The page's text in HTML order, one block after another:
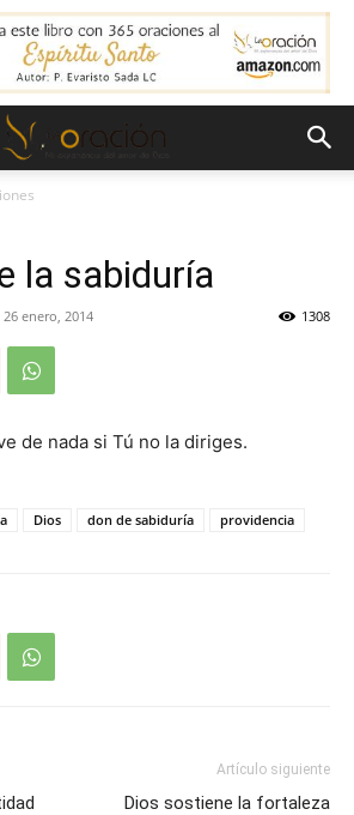
la sabiduría
26 enero, 2014 1308
de nada si Tú no la diriges.
Dios don de sabiduría providencia
Artículo siguiente
Dios sostiene la fortaleza